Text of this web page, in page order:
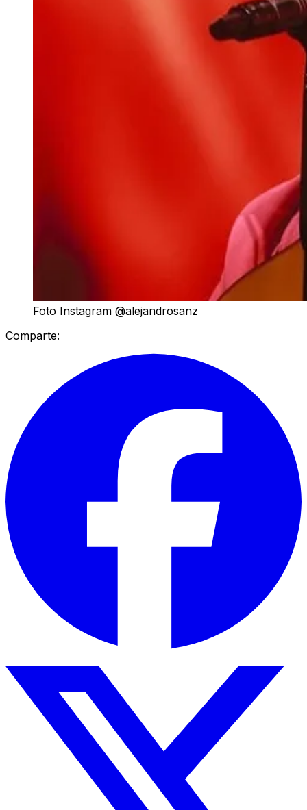
Foto Instagram @alejandrosanz
Comparte: